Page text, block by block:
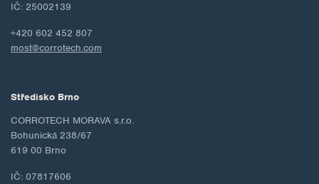
IČ: 25002139
+420 602 452 807
most@corrotech.com
Středisko Brno
CORROTECH MORAVA s.r.o.
Bohunická 238/67
619 00 Brno
IČ: 07817606